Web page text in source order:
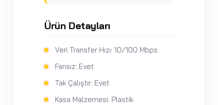
Ürün Detayları
Veri Transfer Hızı: 10/100 Mbps
Fansız: Evet
Tak Çalıştır: Evet
Kasa Malzemesi: Plastik